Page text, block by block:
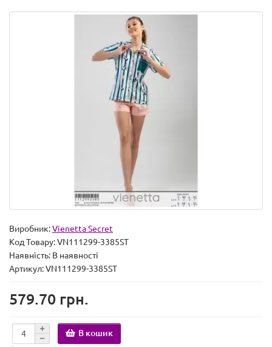
Виробник:Vienetta Secret
Код Товару:VN111299-3385ST
Наявність: В наявності
Артикул: VN111299-3385ST
579.70 грн.
В кошик